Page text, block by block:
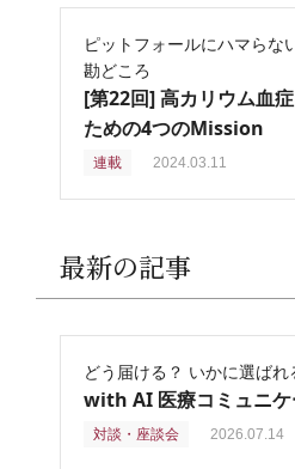
ピットフォールにハマらな
勘どころ
[第22回] 高カリウム血
ための4つのMission
連載 2024.03.11
最新の記事
どう届ける？ いかに選ばれ
with AI 医療コミュニケ
対談・座談会 2026.07.14